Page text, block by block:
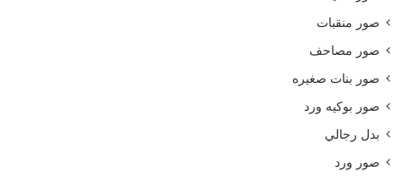
صور منقبات
صور مصاحف
صور بنات صغيره
صور بوكيه ورد
بدل رجالي
صور ورد